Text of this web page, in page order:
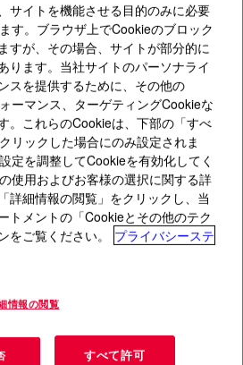
DM Silicone Elastomer
ーブレンド。揮発性低粘度 (5
合物。D4 と D5 の含有量は 0.1%
＝ジメチコン（および）ジメチコ
サイトを機能させる目的のみに必要
す。ブラウザ上でCookieのブロック
すが、その場合、サイトが部分的に
ります。当社サイトのパーソナライ
スを提供するために、その他の
ーマンス、ターゲティングCookieな
。これらのCookieは、下部の「すべ
リックした場合にのみ設定されま
定を調整してCookieを有効化してく
使用およびお客様の選択に関する詳
詳細情報の閲覧」をクリックし、当
トメントの「Cookieとその他のテク
をご覧ください。
プライバシーステ
情報の閲覧
すべて許可